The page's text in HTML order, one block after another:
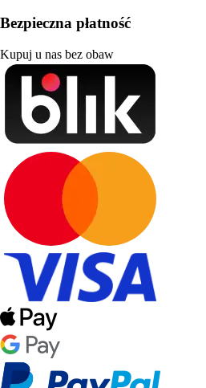
Bezpieczna płatność
Kupuj u nas bez obaw